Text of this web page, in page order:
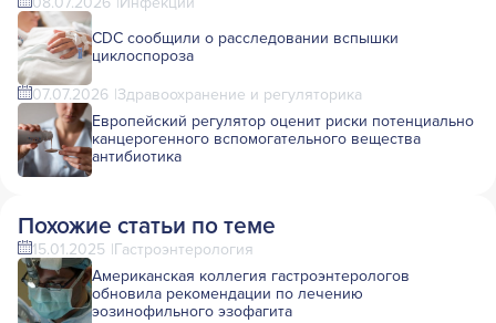
CDC сообщили о расследовании вспышки
циклоспороза
07.07.2026 Здравоохранение и регуляторика
Европейский регулятор оценит риски потенциально
канцерогенного вспомогательного вещества
антибиотика
Похожие статьи по теме
15.01.2025 Гастроэнтерология
Американская коллегия гастроэнтерологов
обновила рекомендации по лечению
эозинофильного эзофагита